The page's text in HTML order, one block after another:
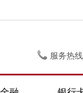
服务热